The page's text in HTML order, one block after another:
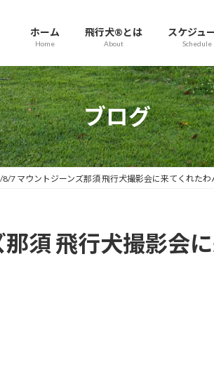
ホーム
Home
飛行犬®とは
About
スケジュ
Schedule
ブログ
7 マウントジーンズ那須 飛行犬撮影会に来てくれた
須 飛行犬撮影会